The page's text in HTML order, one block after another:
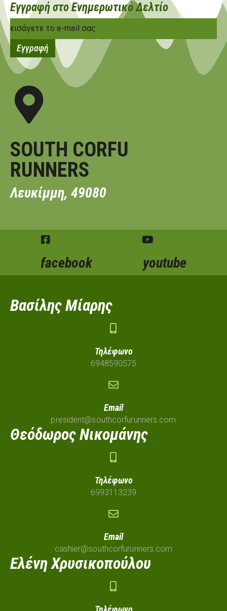
Εγγραφή στο Ενημερωτικό Δελτίο
SOUTH CORFU
RUNNERS
Λευκίμμη, 49080
facebook youtube
Βασίλης Μίαρης
Τηλέφωνο
6948590575
Email
president@southcorfurunners.com
Θεόδωρος Νικομάνης
Τηλέφωνο
6993113239
Email
cashier@southcorfurunners.com
Ελένη Χρυσικοπούλου